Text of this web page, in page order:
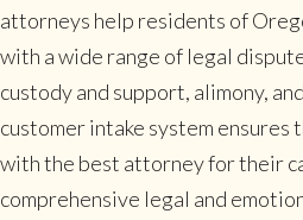
attorneys help residents of
with a wide range of legal
custody and support, alimony,
customer intake system ensures
with the best attorney for their
comprehensive legal and